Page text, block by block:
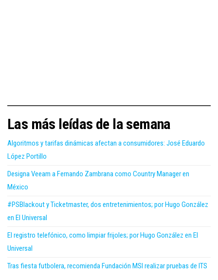
Las más leídas de la semana
Algoritmos y tarifas dinámicas afectan a consumidores: José Eduardo
López Portillo
Designa Veeam a Fernando Zambrana como Country Manager en
México
#PSBlackout y Ticketmaster, dos entretenimientos; por Hugo González
en El Universal
El registro telefónico, como limpiar frijoles; por Hugo González en El
Universal
Tras fiesta futbolera, recomienda Fundación MSI realizar pruebas de ITS